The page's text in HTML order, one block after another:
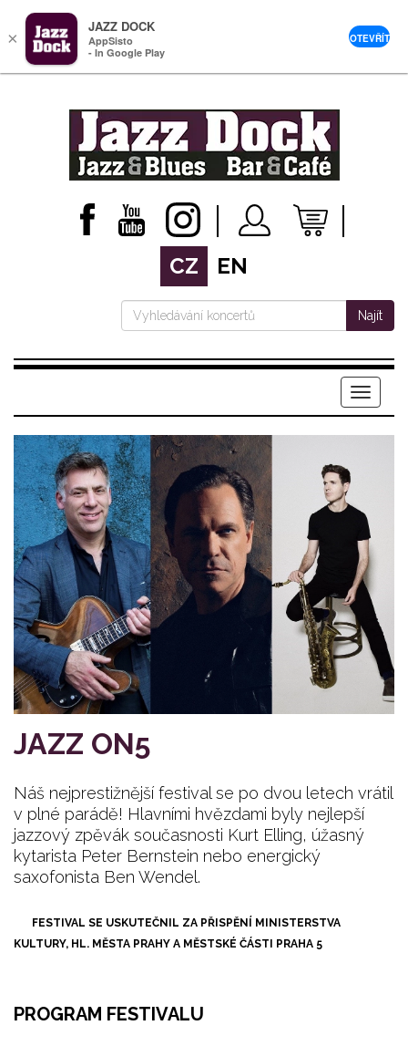
CZ EN
Najít
Menu
JAZZ ON5
Náš nejprestižnější festival se po dvou letech vrátil
v plné parádě! Hlavními hvězdami byly nejlepší
jazzový zpěvák současnosti Kurt Elling, úžasný
kytarista Peter Bernstein nebo energický
saxofonista Ben Wendel.
FESTIVAL SE USKUTEČNIL ZA PŘISPĚNÍ MINISTERSTVA
KULTURY, HL. MĚSTA PRAHY A MĚSTSKÉ ČÁSTI PRAHA 5
PROGRAM FESTIVALU
×
JAZZ DOCK
AppSisto
- In Google Play
OTEVŘÍT